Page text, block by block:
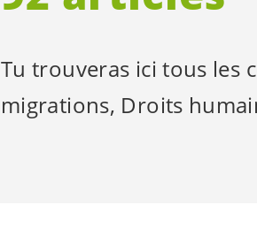
Tu trouveras ici tous les
migrations, Droits